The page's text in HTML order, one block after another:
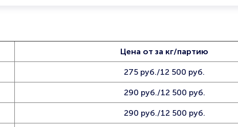
Цена от за кг/партию
275 руб./12 500 руб.
290 руб./12 500 руб.
290 руб./12 500 руб.